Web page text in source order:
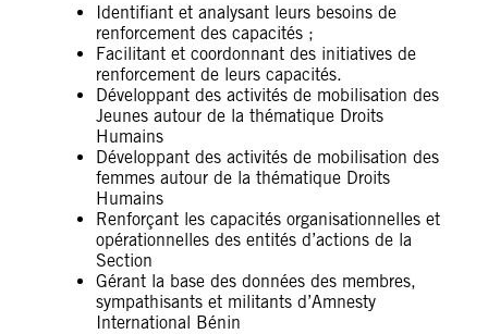
Identifiant et analysant leurs besoins de
renforcement des capacités ;
Facilitant et coordonnant des initiatives de
renforcement de leurs capacités.
Développant des activités de mobilisation des
Jeunes autour de la thématique Droits
Humains
Développant des activités de mobilisation des
femmes autour de la thématique Droits
Humains
Renforçant les capacités organisationnelles et
opérationnelles des entités d’actions de la
Section
Gérant la base des données des membres,
sympathisants et militants d’Amnesty
International Bénin